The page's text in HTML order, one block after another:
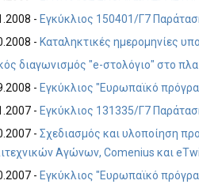
- Εγκύκλιος 150401/Γ7
- Καταληκτικές ημερομηνίες
διαγωνισμός "e-στολόγιο" στο
- Εγκύκλιος "Ευρωπαϊκό
- Εγκύκλιος 131335/Γ7
- Σχεδιασμός και υλοποίηση
Αγώνων, Comenius και
- Εγκύκλιος "Ευρωπαϊκό